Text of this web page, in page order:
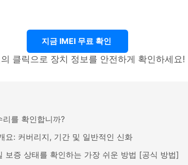
지금 IMEI 무료 확인
클릭으로 장치 정보를 안전하게 확인하세요!
를 확인합니까?
요: 커버리지, 기간 및 일반적인 신화
보증 상태를 확인하는 가장 쉬운 방법 [공식 방법]